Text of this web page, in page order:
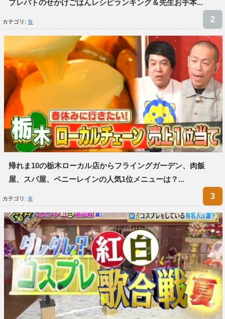
プレバトのせかけごはんレシピランキング＆先生お手本...
カテゴリ: 食
帰れま10の栃木ローカル店からフライングガーデン、肉飯
屋、スパ屋、ペニーレインの人気1位メニューは？...
カテゴリ: 食